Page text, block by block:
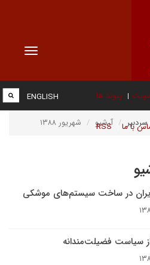
Toggle
پیوند ها
با ما RSS
ENGLISH
آرشیو شهریور ۱۳۸۸
در ساخت سیستم‌های موشکی
سیاست فضیلت‌مندانه